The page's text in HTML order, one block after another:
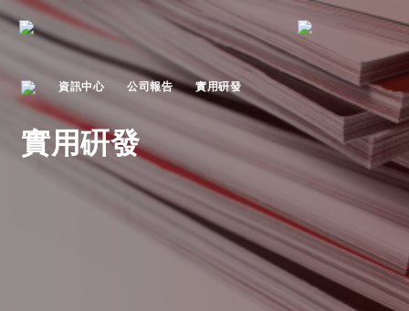
資訊中心 公司報告 實用硏發
實用硏發